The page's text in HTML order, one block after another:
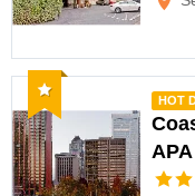
Recomendado
HOT
APA